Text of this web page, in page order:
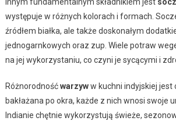
występuje w różnych kolorach i formach.
źródłem białka, ale także doskonałym
jednogarnkowych oraz zup. Wiele potraw
na jej wykorzystaniu, co czyni je sycącymi i
Różnorodnośćwarzyww kuchni indyjskiej jest
bakłażana po okra, każde z nich wnosi swoje
Indianie chętnie wykorzystują świeże,